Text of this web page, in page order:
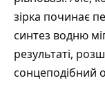
зірка починає
синтез водню
результаті,
сонцеподібний